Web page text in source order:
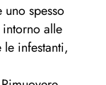
spesso
alle
infestanti,